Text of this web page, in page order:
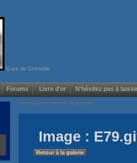
Gare de Grenoble
Forums Livre d'or N'hésitez pas à
Voir/Cacher menus de gauche
Image :
Retour à la galerie